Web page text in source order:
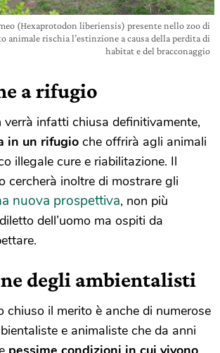
(Hexaprotodon liberiensis) presente nello zoo di
animale rischia l’estinzione a causa della perdita di
habitat e del bracconaggio
a rifugio
infatti chiusa definitivamente,
in un rifugio che offrirà agli animali
illegale cure e riabilitazione. Il
cercherà inoltre di mostrare gli
nuova prospettiva, non più
dell’uomo ma ospiti da
degli ambientalisti
chiuso il merito è anche di numerose
e animaliste che da anni